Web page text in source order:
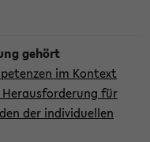
im Kontext
für
der individuellen